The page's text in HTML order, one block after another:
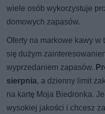
wiele osób wykorzystuje
domowych zapasów.
Oferty na markowe kawy
się dużym
wyprzedaniem zapasów.
sierpnia, a dzienny limit
na kartę Moja Biedronka.
wysokiej jakości i chcesz